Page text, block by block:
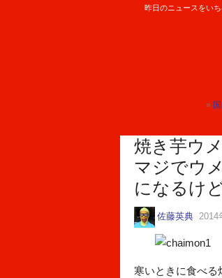
昨日のニュースをい
トップ
»
トップ
トップ
焼き芋ウ
マジでウ
になるけ
佐藤英典 2014
寒いときに食べ